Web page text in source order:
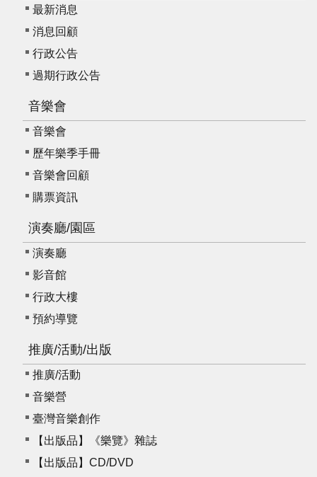
最新消息
消息回顧
行政公告
過期行政公告
音樂會
音樂會
歷年樂季手冊
音樂會回顧
購票資訊
演奏廳/園區
演奏廳
影音館
行政大樓
預約導覽
推廣/活動/出版
推廣/活動
音樂營
臺灣音樂創作
【出版品】《樂覽》雜誌
【出版品】CD/DVD